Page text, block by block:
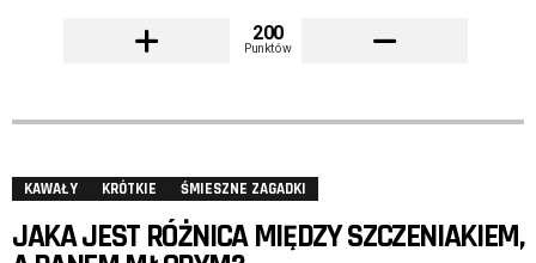
200
Punktów
KAWAŁY KRÓTKIE ŚMIESZNE ZAGADKI
JAKA JEST RÓŻNICA MIĘDZY SZCZENIAKIEM,